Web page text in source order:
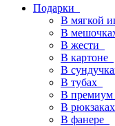
Подарки
В мягкой
В
В жести
В картоне
В
В тубах
В премиум
В рюкзаках
В фанере